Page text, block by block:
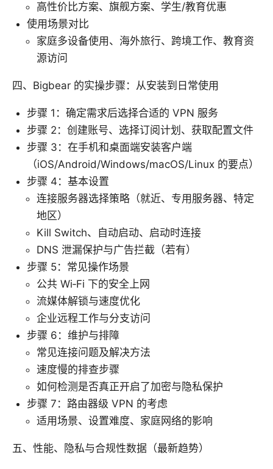
高性价比方案、旗舰方案、学生/教育优惠
使用场景对比
家庭多设备使用、海外旅行、跨境工作、教育资
源访问
四、Bigbear 的实操步骤：从安装到日常使用
步骤 1：确定需求后选择合适的 VPN 服务
步骤 2：创建账号、选择订阅计划、获取配置文件
步骤 3：在手机和桌面端安装客户端
（iOS/Android/Windows/macOS/Linux 的要点）
步骤 4：基本设置
连接服务器选择策略（就近、专用服务器、特定
地区）
Kill Switch、自动启动、启动时连接
DNS 泄漏保护与广告拦截（若有）
步骤 5：常见操作场景
公共 Wi‑Fi 下的安全上网
流媒体解锁与速度优化
企业远程工作与分支访问
步骤 6：维护与排障
常见连接问题及解决方法
速度慢的排查步骤
如何检测是否真正开启了加密与隐私保护
步骤 7：路由器级 VPN 的考虑
适用场景、设置难度、家庭网络的影响
五、性能、隐私与合规性数据（最新趋势）